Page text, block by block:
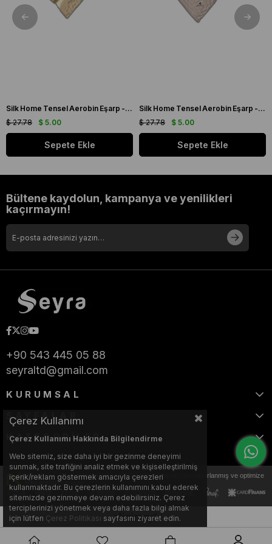
Silk Home Tensel Aerobin Eşarp - 77001 - 00 Açık Krem
$ 5.00
$ 27.78
Sepete Ekle
Silk Home Tensel Aerobin Eşarp - 77001 - 00 Açık Vizon
$ 5.00
$ 27.78
Sepete Ekle
Bültene kaydolun, kampanya ve yenilikleri
kaçırmayın!
+90 543 445 05 88
seyraltd@gmail.com
KURUMSAL
SAYFALAR
KATEGORİLER
Bu web sitesi, Nihat KILIÇARSLAN tarafından tasarlanmış ve optimize
edilmiştir.
Çerez Kullanımı
Çerez Kullanımı Hakkında Bilgilendirme
Web sitemiz, size daha iyi bir gezinme deneyimi
sunmak, site trafiğini analiz etmek ve kişiselleştirilmiş
içerik/reklam göstermek amacıyla çerezleri
kullanmaktadır. Bu çerezlerin kullanımını kabul ederek
sitemizde gezinmeye devam edebilirsiniz. Çerez
terciplerinizi yönetmek veya daha fazla bilgi almak
için lütfen Çerez Politikası sayfasını ziyaret edin.